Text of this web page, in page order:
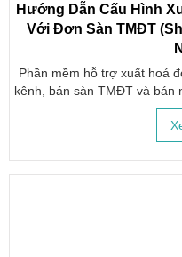
Hướng Dẫn Cấu Hình
Với Đơn Sàn TMĐT
Phần mềm hỗ trợ xuất hoá
kênh, bán sàn TMĐT và bán
muốn xuất hoá